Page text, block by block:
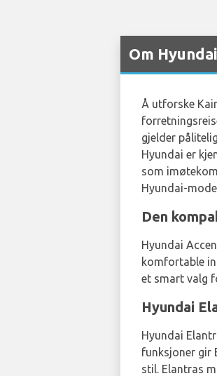
Om
Å utforske
gjelder
Hyundai er
som
Hyundai-
Den
Hyundai
komfortable
et smart valg
Hyundai
Hyundai
funksjoner gir
stil. Elantras